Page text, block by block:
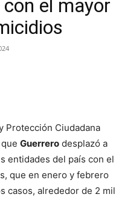
el mayor
Protección Ciudadana
Guerrero desplazó a
entidades del país con el
que en enero y febrero
casos, alrededor de 2 mil